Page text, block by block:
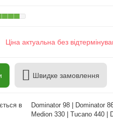
Ціна актуальна без
Швидке замовлення
в
Dominator 98 | Dominator
Medion 330 | Tucano 440 |